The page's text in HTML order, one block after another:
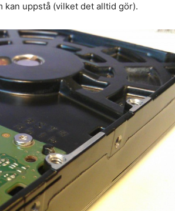
kan uppstå (vilket det alltid gör).